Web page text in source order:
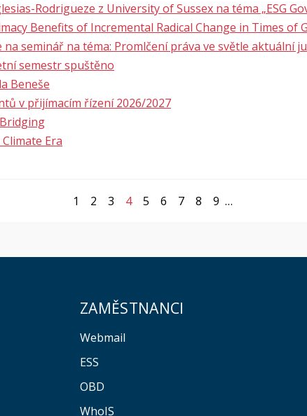
Rodrigueze z University of Sussex na téma „ESG
Benefits of Incremental Radical Change in Times of
na seminář na téma: Promlčení práva ve světle aktuální
semestr spuštěno
Beneše
v přijímacím řízení 2026/2027
Era
1 2 3 4 5 6 7 8 9 …
ZAMĚSTNANCI
Webmail
ESS
OBD
WhoIS